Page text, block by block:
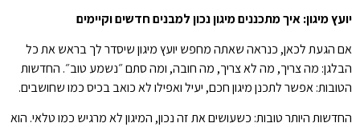
יועץ מיגון: איך מתכננים מיגון נכון למבנים חדשים וקיימים
אם הגעת לכאן, כנראה שאתה מחפש יועץ מיגון שיסדר לך בראש את כל
הבלגן: מה צריך, מה לא צריך, מה חובה, ומה סתם ״נשמע טוב״. החדשות
הטובות: אפשר לתכנן מיגון חכם, יעיל ואפילו לא כואב בכיס כמו שחושבים.
החדשות היותר טובות: כשעושים את זה נכון, המיגון לא מרגיש כמו טלאי. הוא